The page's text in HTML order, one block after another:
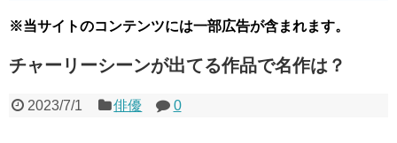
※当サイトのコンテンツには一部広告が含まれます。
チャーリーシーンが出てる作品で名作は？
2023/7/1 俳優 0